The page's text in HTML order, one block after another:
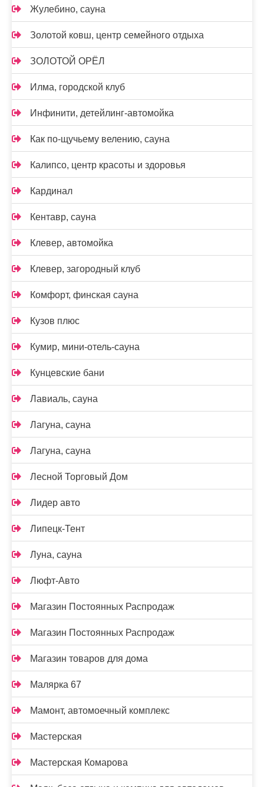
Жулебино, сауна
Золотой ковш, центр семейного отдыха
ЗОЛОТОЙ ОРЁЛ
Илма, городской клуб
Инфинити, детейлинг-автомойка
Как по-щучьему велению, сауна
Калипсо, центр красоты и здоровья
Кардинал
Кентавр, сауна
Клевер, автомойка
Клевер, загородный клуб
Комфорт, финская сауна
Кузов плюс
Кумир, мини-отель-сауна
Кунцевские бани
Лавиаль, сауна
Лагуна, сауна
Лагуна, сауна
Лесной Торговый Дом
Лидер авто
Липецк-Тент
Луна, сауна
Люфт-Авто
Магазин Постоянных Распродаж
Магазин Постоянных Распродаж
Магазин товаров для дома
Малярка 67
Мамонт, автомоечный комплекс
Мастерская
Мастерская Комарова